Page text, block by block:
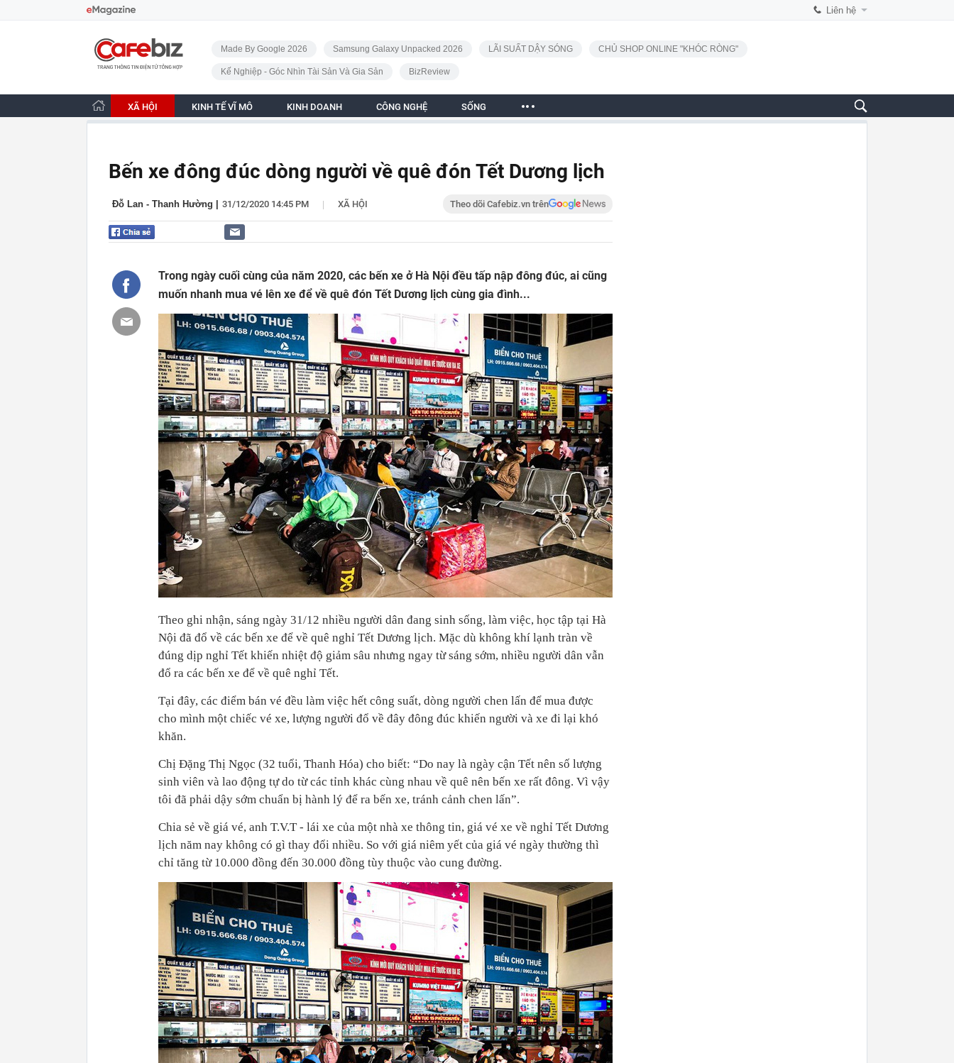
Liên hệ
CafeBiz - Trang chủ
Made By Google 2026 Samsung Galaxy Unpacked 2026 LÃI SUẤT DẬY SÓNG CHỦ SHOP ONLINE "KHÓC RÒNG"
Kế Nghiệp - Góc Nhìn Tài Sản Và Gia Sản BizReview
XÃ HỘI KINH TẾ VĨ MÔ KINH DOANH CÔNG NGHỆ SỐNG
Bến xe đông đúc dòng người về quê đón Tết Dương lịch
Đỗ Lan - Thanh Hường 31/12/2020 14:45 PM | XÃ HỘI Theo dõi Cafebiz.vn trên
Trong ngày cuối cùng của năm 2020, các bến xe ở Hà Nội đều tấp nập đông đúc, ai cũng
muốn nhanh mua vé lên xe để về quê đón Tết Dương lịch cùng gia đình...
Theo ghi nhận, sáng ngày 31/12 nhiều người dân đang sinh sống, làm việc, học tập tại Hà
Nội đã đổ về các bến xe để về quê nghỉ Tết Dương lịch. Mặc dù không khí lạnh tràn về
đúng dịp nghỉ Tết khiến nhiệt độ giảm sâu nhưng ngay từ sáng sớm, nhiều người dân vẫn
đổ ra các bến xe để về quê nghỉ Tết.
Tại đây, các điểm bán vé đều làm việc hết công suất, dòng người chen lấn để mua được
cho mình một chiếc vé xe, lượng người đổ về đây đông đúc khiến người và xe đi lại khó
khăn.
Chị Đặng Thị Ngọc (32 tuổi, Thanh Hóa) cho biết: “Do nay là ngày cận Tết nên số lượng
sinh viên và lao động tự do từ các tỉnh khác cùng nhau về quê nên bến xe rất đông. Vì vậy
tôi đã phải dậy sớm chuẩn bị hành lý để ra bến xe, tránh cảnh chen lấn”.
Chia sẻ về giá vé, anh T.V.T - lái xe của một nhà xe thông tin, giá vé xe về nghỉ Tết Dương
lịch năm nay không có gì thay đổi nhiều. So với giá niêm yết của giá vé ngày thường thì
chỉ tăng từ 10.000 đồng đến 30.000 đồng tùy thuộc vào cung đường.